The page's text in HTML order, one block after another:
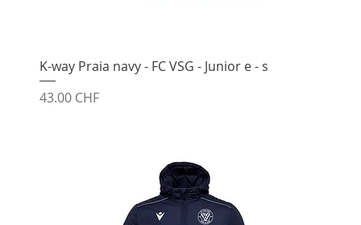
K-way Praia navy - FC VSG - Junior e - s
Prix
43.00 CHF